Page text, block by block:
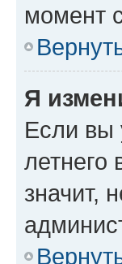
момент
Я
Если вы
значит,